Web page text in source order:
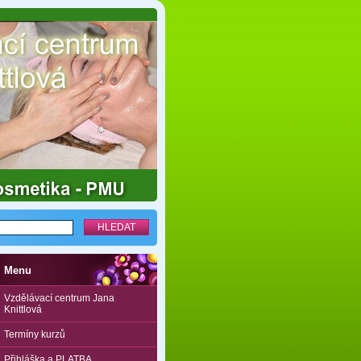
Menu
Vzdělávací centrum Jana
Knittlová
Termíny kurzů